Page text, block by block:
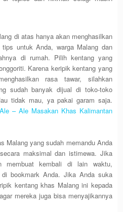
di atas hanya akan menghasilkan
untuk Anda, warga Malang dan
di rumah. Pilih kentang yang
Karena keripik kentang yang
rasa tawar, silahkan
sudah banyak dijual di toko-toko
tidak mau, ya pakai garam saja.
– Ale Masakan Khas Kalimantan
Malang yang sudah memandu Anda
maksimal dan istimewa. Jika
membuat kembali di lain waktu,
bookmark Anda. Jika Anda suka
kentang khas Malang ini kepada
mereka juga bisa menyajikannya